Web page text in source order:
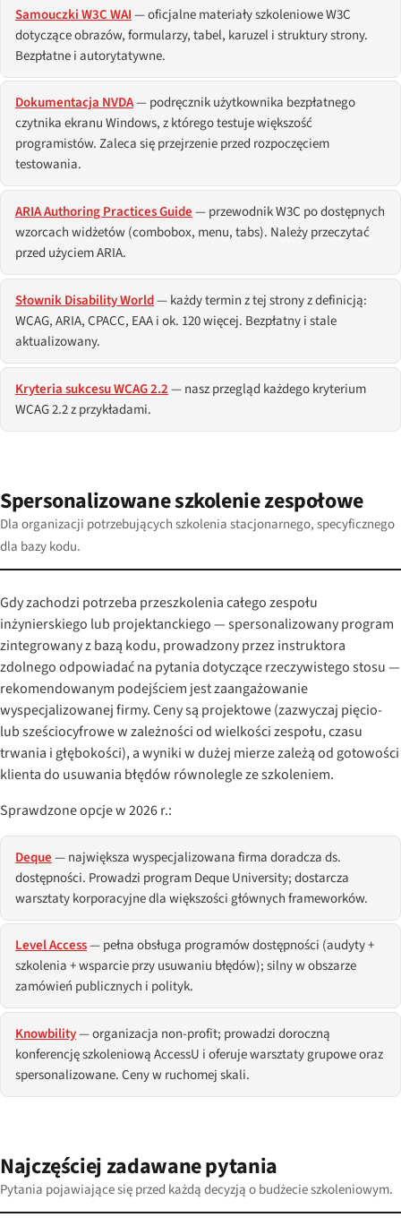
Samouczki W3C WAI— oficjalne materiały szkoleniowe W3C
dotyczące obrazów, formularzy, tabel, karuzel i struktury strony.
Bezpłatne i autorytatywne.
Dokumentacja NVDA— podręcznik użytkownika bezpłatnego
czytnika ekranu Windows, z którego testuje większość
programistów. Zaleca się przejrzenie przed rozpoczęciem
testowania.
ARIA Authoring Practices Guide— przewodnik W3C po dostępnych
wzorcach widżetów (combobox, menu, tabs). Należy przeczytać
przed użyciem ARIA.
Słownik Disability World— każdy termin z tej strony z definicją:
WCAG, ARIA, CPACC, EAA i ok. 120 więcej. Bezpłatny i stale
aktualizowany.
Kryteria sukcesu WCAG 2.2— nasz przegląd każdego kryterium
WCAG 2.2 z przykładami.
Spersonalizowane szkolenie zespołowe
Dla organizacji potrzebujących szkolenia stacjonarnego, specyficznego
dla bazy kodu.
Gdy zachodzi potrzeba przeszkolenia całego zespołu
inżynierskiego lub projektanckiego — spersonalizowany program
zintegrowany z bazą kodu, prowadzony przez instruktora
zdolnego odpowiadać na pytania dotyczące rzeczywistego stosu —
rekomendowanym podejściem jest zaangażowanie
wyspecjalizowanej firmy. Ceny są projektowe (zazwyczaj pięcio-
lub sześciocyfrowe w zależności od wielkości zespołu, czasu
trwania i głębokości), a wyniki w dużej mierze zależą od gotowości
klienta do usuwania błędów równolegle ze szkoleniem.
Sprawdzone opcje w 2026 r.:
Deque— największa wyspecjalizowana firma doradcza ds.
dostępności. Prowadzi program Deque University; dostarcza
warsztaty korporacyjne dla większości głównych frameworków.
Level Access— pełna obsługa programów dostępności (audyty +
szkolenia + wsparcie przy usuwaniu błędów); silny w obszarze
zamówień publicznych i polityk.
Knowbility— organizacja non-profit; prowadzi doroczną
konferencję szkoleniową AccessU i oferuje warsztaty grupowe oraz
spersonalizowane. Ceny w ruchomej skali.
Najczęściej zadawane pytania
Pytania pojawiające się przed każdą decyzją o budżecie szkoleniowym.